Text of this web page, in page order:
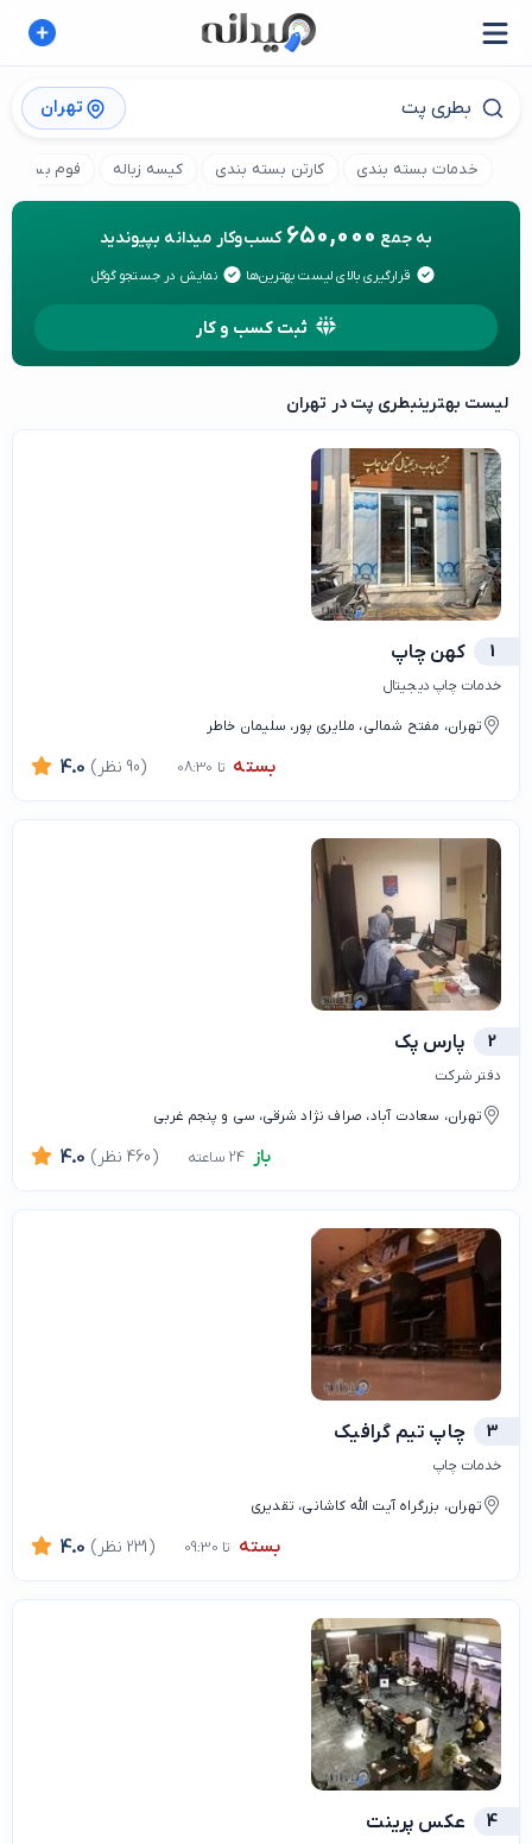
تهران
خدمات بسته بندی کارتن بسته بندی کیسه زباله فوم بسته
به جمع 650,000 کسب‌وکار میدانه بپیوندید
قرارگیری بالای لیست بهترین‌ها نمایش در جستجو گوگل
ثبت کسب و کار
لیست بهترینبطری پت در تهران
1 کهن چاپ
خدمات چاپ دیجیتال
تهران، مفتح شمالی، ملایری پور، سلیمان خاطر
بسته تا 08:30 4.0 (90 نظر)
2 پارس پک
دفتر شرکت
تهران، سعادت آباد، صراف نژاد شرقی، سی و پنجم غربی
باز 4.0 (460 نظر)
3 چاپ تیم گرافیک
خدمات چاپ
تهران، بزرگراه آیت الله کاشانی، تقدیری
بسته تا 09:30 4.0 (231 نظر)
4 عکس پرینت